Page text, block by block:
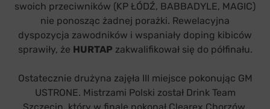
swoich przeciwników (KP ŁÓDŹ, BABBADYLE, MAGIC)
nie ponosząc żadnej porażki. Rewelacyjna
dyspozycja zawodników i wspaniały doping kibiców
sprawiły, że HURTAP zakwalifikował się do półfinału.
Ostatecznie drużyna zajęła III miejsce pokonując GM
USTRONE. Mistrzami Polski został Drink Team